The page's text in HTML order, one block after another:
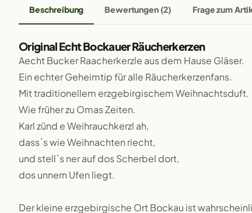
Beschreibung Bewertungen (2) Frage zum
Original Echt Bockauer Räucherkerzen
Aecht Bucker Raacherkerzle aus dem Hause Gläser.
Ein echter Geheimtip für alle Räucherkerzenfans.
Mit traditionellem erzgebirgischem Weihnachtsduft.
Wie früher zu Omas Zeiten.
Karl zünd e Weihrauchkerzl ah,
dass`s wie Weihnachten riecht,
und stell`s ner auf dos Scherbel dort,
dos unnern Ufen liegt.
Der kleine erzgebirgische Ort Bockau ist